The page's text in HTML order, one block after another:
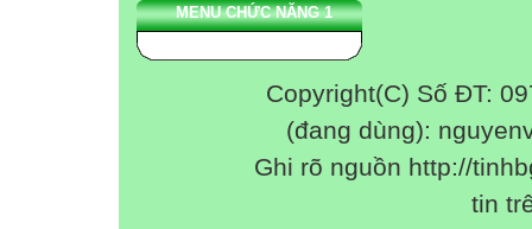
MENU CHỨC NĂNG 1
Copyright(C) Số ĐT:
(đang dùng):
Ghi rõ nguồn http://
tin